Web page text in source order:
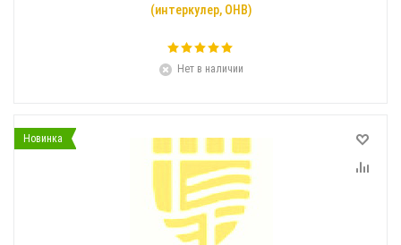
(интеркулер, ОНВ)
Нет в наличии
Новинка